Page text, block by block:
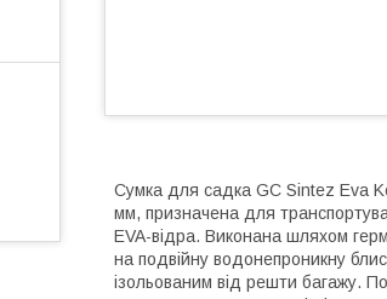
Сумка для садка GC Sintez Eva
мм, призначена для
EVA-відра. Виконана шляхом
на подвійну водонепроникну
ізольованим від решти багажу.